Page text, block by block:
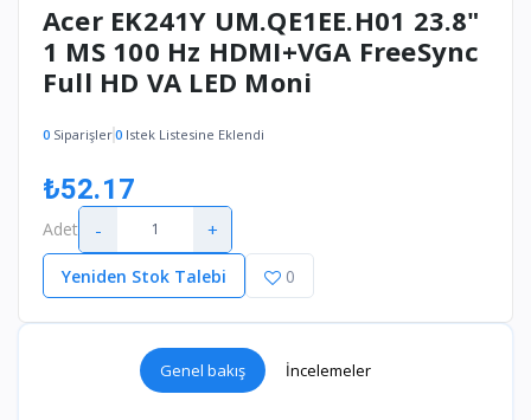
Acer EK241Y UM.QE1EE.H01 23.8"
1 MS 100 Hz HDMI+VGA FreeSync
Full HD VA LED Moni
0 Siparişler0 Istek Listesine Eklendi
₺52.17
Adet - +
Yeniden Stok Talebi 0
Genel bakış İncelemeler